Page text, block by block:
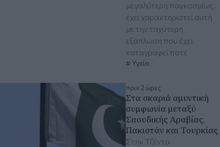
μεγαλύτερη παγκοσμίως,
έχει χαρακτηριστεί αυτή
με την ταχύτερη
εξάπλωση που έχει
καταγραφεί ποτέ
Υγεία
πριν 2 ώρες
Στα σκαριά αμυντική
συμφωνία μεταξύ
Σαουδικής Αραβίας,
Πακιστάν και Τουρκίας
Στην Τζέντα